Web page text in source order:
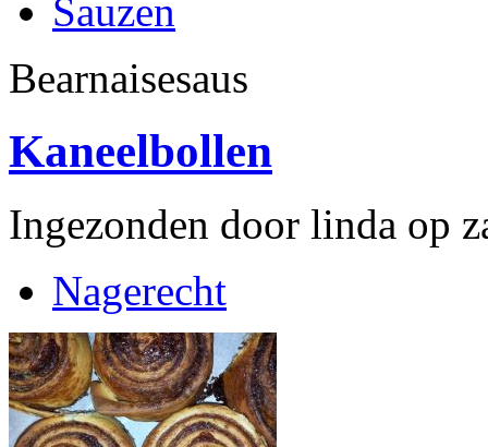
Sauzen
Bearnaisesaus
Kaneelbollen
Ingezonden door linda op
Nagerecht